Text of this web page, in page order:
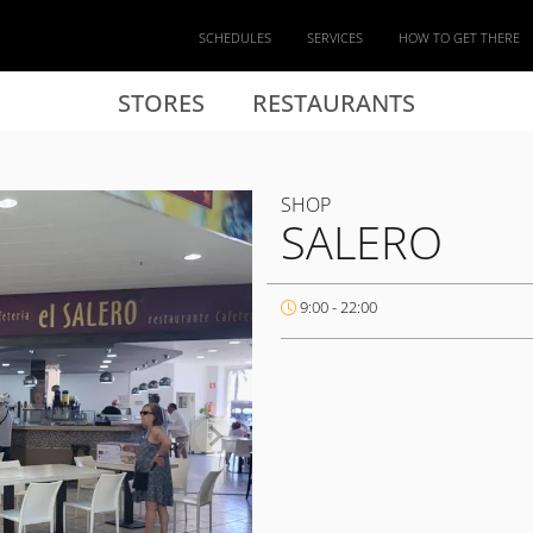
STORES RESTAURANTS
SCHEDULES SERVICES HOW TO GET THERE
SHOP
SALERO
9:00 - 22:00